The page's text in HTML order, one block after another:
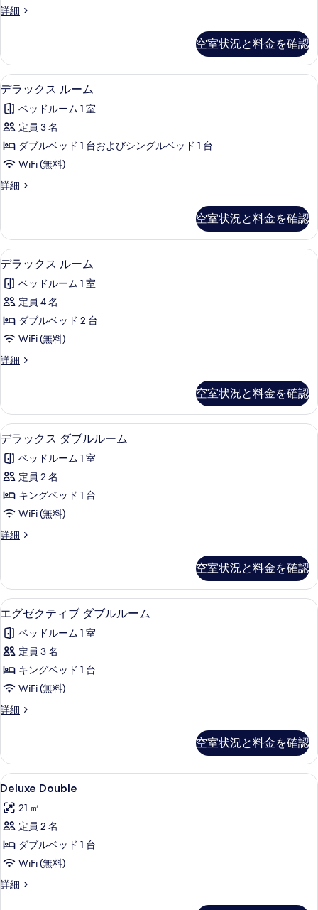
の
を
表
示
す
る
ブ
ル
ー
ム
の
す
べ
て
の
を
表
示
す
る
詳細
デ
ス
ダ
ブ
ル
ー
の
詳
空室状況と料金を確認
デ
ラ
ッ
ク
ス
ー
の
す
べ
て
の
写
真
を
す
る
セーフティボックス (室内)、ベビー
4
デラックス ルーム
ベッドルーム 1 室
定員 3 名
ダブルベッド 1 台およびシングルベッド 1 台
WiFi (無料)
詳細
デ
ス
ル
ー
の
詳
空室状況と料金を確認
デ
ラ
ッ
ク
ス
ー
の
す
べ
て
の
写
真
を
す
る
セーフティボックス (室内)、ベビー
4
デラックス ルーム
ベッドルーム 1 室
定員 4 名
ダブルベッド 2 台
WiFi (無料)
詳細
デ
ス
ル
ー
の
詳
空室状況と料金を確認
デ
ラ
ッ
ク
ス
ブ
ル
ー
ム
の
す
べ
て
の
を
表
示
す
る
セーフティボックス (室内)、ベビー
4
デラックス ダブルルーム
ベッドルーム 1 室
定員 2 名
キングベッド 1 台
WiFi (無料)
詳細
デ
ス
ダ
ブ
ル
ー
の
詳
空室状況と料金を確認
エ
グ
ゼ
ク
テ
ブ
ブ
ル
ル
ー
ム
の
す
べ
エグゼクティブ ダブルルーム | ビー
5
エグゼクティブ ダブルルーム
ベッドルーム 1 室
定員 3 名
キングベッド 1 台
WiFi (無料)
詳細
エ
テ
ィ
ブ
ブ
ル
ー
ム
詳
空室状況と料金を確認
Deluxe
Double
の
す
べ
て
の
セーフティボックス (室内)、ベビー
2
Deluxe Double
21 ㎡
定員 2 名
ダブルベッド 1 台
WiFi (無料)
詳細
Deluxe